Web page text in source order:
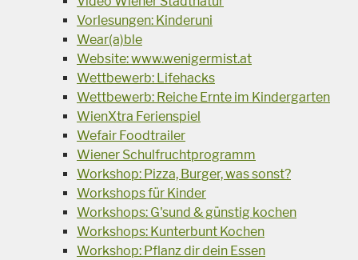
Vorlesungen: Kinderuni
Wear(a)ble
Website: www.wenigermist.at
Wettbewerb: Lifehacks
Wettbewerb: Reiche Ernte im Kindergarten
WienXtra Ferienspiel
Wefair Foodtrailer
Wiener Schulfruchtprogramm
Workshop: Pizza, Burger, was sonst?
Workshops für Kinder
Workshops: G'sund & günstig kochen
Workshops: Kunterbunt Kochen
Workshop: Pflanz dir dein Essen